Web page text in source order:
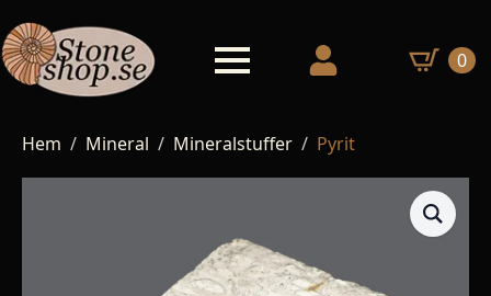
0
Hem Mineral Mineralstuffer Pyrit